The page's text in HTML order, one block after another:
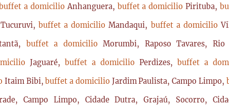
a domicilioAnhanguera, buffet a domicilio Pirituba,
Tucuruvi, buffet a domicilioMandaqui, buffet a domicilio
buffet a domicilioMorumbi, Raposo Tavares,
Jaguaré, buffet a domicilio Perdizes, buffet a
Itaim Bibi,buffet a domicilio Jardim Paulista, Campo Limpo,
Campo Limpo, Cidade Dutra, Grajaú, Socorro,